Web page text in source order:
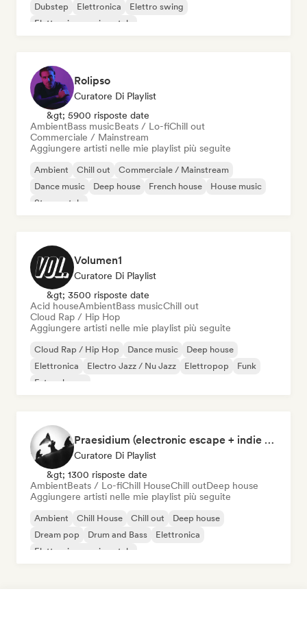
Dubstep
Elettronica
Elettro swing
Elettronica sperimentale
Rolipso
Curatore Di Playlist
&gt; 5900 risposte date
AmbientBass musicBeats / Lo-fiChill out
Commerciale / Mainstream
Aggiungere artisti nelle mie playlist più seguite
Ambient Chill out
Commerciale / Mainstream
Dance music
Deep house French house
House music
Strumentale
Volumen1
Curatore Di Playlist
&gt; 3500 risposte date
Acid houseAmbientBass musicChill out
Cloud Rap / Hip Hop
Aggiungere artisti nelle mie playlist più seguite
Cloud Rap / Hip Hop Dance music
Deep house
Elettronica
Electro Jazz / Nu Jazz Elettropop
Funk
Future house
Praesidium (electronic escape + indie electronic + sad songs for doomers)
Curatore Di Playlist
&gt; 1300 risposte date
AmbientBeats / Lo-fiChill HouseChill outDeep house
Aggiungere artisti nelle mie playlist più seguite
Ambient Chill House Chill out
Deep house
Dream pop
Drum and Bass
Elettronica
Elettronica sperimentale